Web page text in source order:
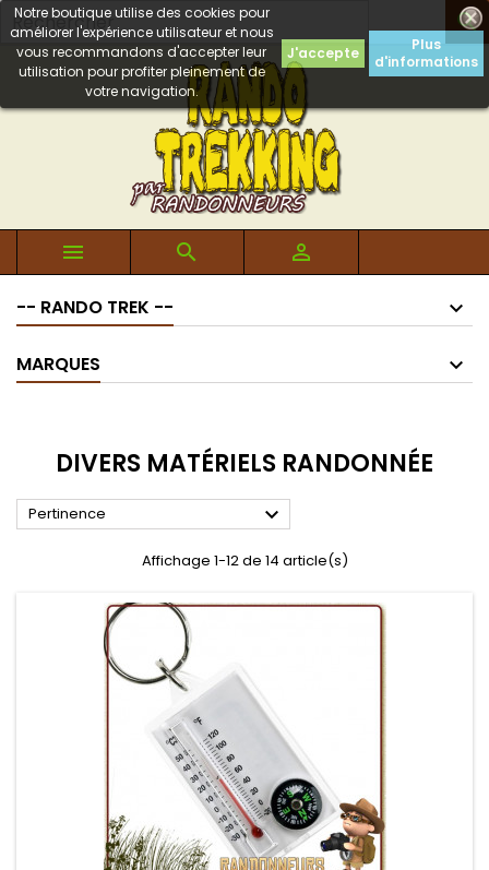

Notre boutique utilise des cookies pour
améliorer l'expérience utilisateur et nous
vous recommandons d'accepter leur
utilisation pour profiter pleinement de
votre navigation.
J'accepte
Plus
d'informations
  
-- RANDO TREK --
MARQUES
DIVERS MATÉRIELS RANDONNÉE
Pertinence 
Affichage 1-12 de 14 article(s)